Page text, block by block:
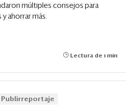
múltiples consejos para
ahorrar más.
Lectura de 1 min
Publirreportaje